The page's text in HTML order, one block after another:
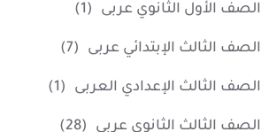
الصف الأول الثانوي عربى (1)
الصف الثالث الإبتدائي عربى (7)
الصف الثالث الإعدادي العربى (1)
الصف الثالث الثانوي عربى (28)